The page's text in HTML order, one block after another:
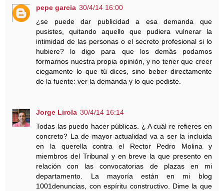
pepe garcia 30/4/14 16:00
¿se puede dar publicidad a esa demanda que
pusistes, quitando aquello que pudiera vulnerar la
intimidad de las personas o el secreto profesional si lo
hubiere? lo digo para que los demás podamos
formarnos nuestra propia opinión, y no tener que creer
ciegamente lo que tú dices, sino beber directamente
de la fuente: ver la demanda y lo que pediste.
Jorge Lirola 30/4/14 16:14
Todas las puedo hacer públicas. ¿ A cuál re refieres en
concreto? La de mayor actualidad va a ser la incluida
en la querella contra el Rector Pedro Molina y
miembros del Tribunal y en breve la que presento en
relación con las convocatorias de plazas en mi
departamento. La mayoría están en mi blog
1001denuncias, con espíritu constructivo. Dime la que